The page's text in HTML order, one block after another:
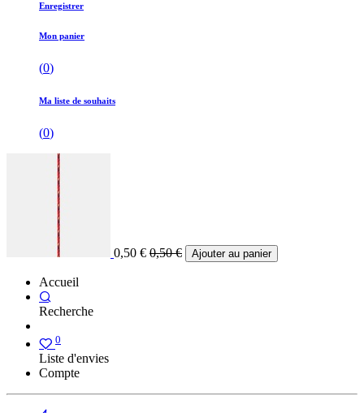
Enregistrer
Mon panier
(0)
Ma liste de souhaits
(0)
0,50 € 0,50€ Ajouter au panier
Accueil
Recherche
0
Liste d'envies
Compte